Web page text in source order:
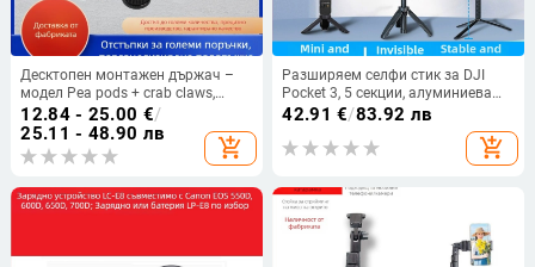
Десктопен монтажен държач –
модел Pea pods + crab claws,
алуминиева сплав, максимален
товар 2 кг, тегло 128 г
12.84 - 25.00 €/
25.11 - 48.90 лв
add_shopping_cart
Разширяем селфи стик за DJI
Pocket 3, 5 секции, алуминиева
сплав и ABS, универсална
съвместимост, максимално
натоварване до 2 кг
42.91 €/83.92 лв
add_shopping_cart